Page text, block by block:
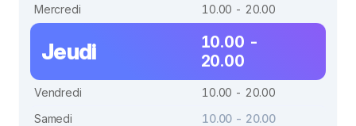
Mercredi
10.00 - 20.00
Jeudi
10.00 -
20.00
Vendredi
10.00 - 20.00
Samedi
10.00 - 20.00